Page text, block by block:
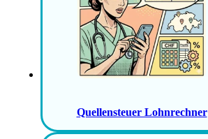
Quellensteuer Lohnrechner